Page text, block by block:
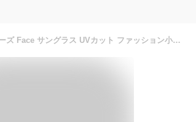
フェイストリックグラッシーズ Face サングラス UVカット ファッション小物マストアイテム ライトカラーサングラスボストン型 ブラックフレーム/ライトブルーレンズ H5112-1BL